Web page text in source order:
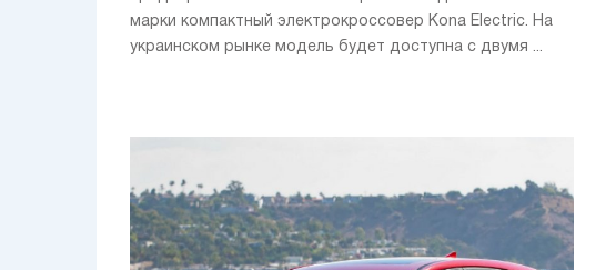
марки компактный электрокроссовер Kona Electric. На
украинском рынке модель будет доступна с двумя ...